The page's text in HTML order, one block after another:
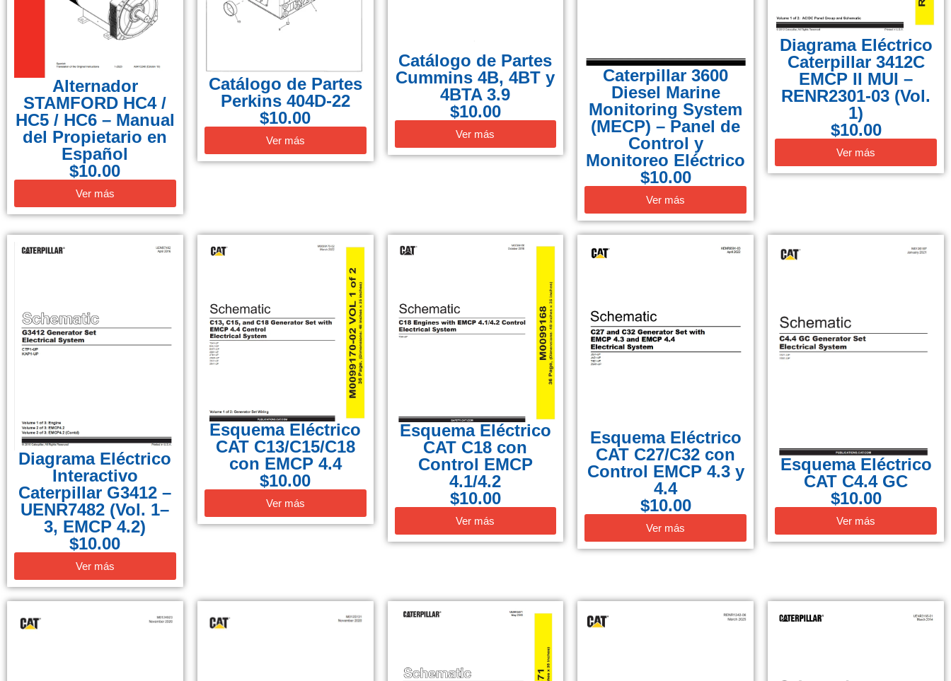
Alternador
STAMFORD HC4 /
HC5 / HC6 – Manual
del Propietario en
Español
$10.00
Ver más
Catálogo de Partes
Perkins 404D-22
$10.00
Ver más
Catálogo de Partes
Cummins 4B, 4BT y
4BTA 3.9
$10.00
Ver más
Caterpillar 3600
Diesel Marine
Monitoring System
(MECP) – Panel de
Control y
Monitoreo Eléctrico
$10.00
Ver más
Diagrama Eléctrico
Caterpillar 3412C
EMCP II MUI –
RENR2301-03 (Vol.
1)
$10.00
Ver más
Diagrama Eléctrico
Interactivo
Caterpillar G3412 –
UENR7482 (Vol. 1–
3, EMCP 4.2)
$10.00
Ver más
Esquema Eléctrico
CAT C13/C15/C18
con EMCP 4.4
$10.00
Ver más
Esquema Eléctrico
CAT C18 con
Control EMCP
4.1/4.2
$10.00
Ver más
Esquema Eléctrico
CAT C27/C32 con
Control EMCP 4.3 y
4.4
$10.00
Ver más
Esquema Eléctrico
CAT C4.4 GC
$10.00
Ver más